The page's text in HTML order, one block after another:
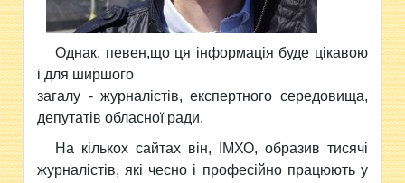
Однак, певен,що ця інформація буде цікавою
і для ширшого
загалу - журналістів, експертного середовища,
депутатів обласної ради.
На кількох сайтах він, ІМХО, образив тисячі
журналістів, які чесно і професійно працюють у